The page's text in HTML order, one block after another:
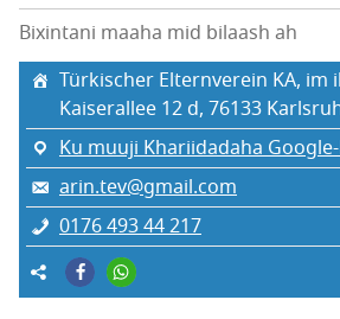
Bixintani maaha mid bilaash ah
Türkischer Elternverein KA, im
Kaiserallee 12 d, 76133
Ku muuji Khariidadaha
arin.tev@gmail.com
0176 493 44 217